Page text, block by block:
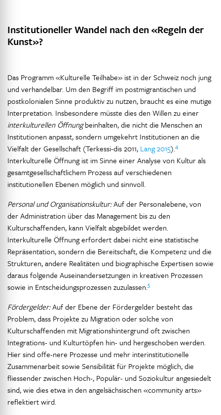
Institutioneller Wandel nach den «Regeln der
Kunst»?
Das Programm «Kulturelle Teilhabe» ist in der Schweiz noch jung
und verhandelbar. Um den Begriff im postmigrantischen und
postkolonialen Sinne produktiv zu nutzen, braucht es eine mutige
Interpretation. Insbesondere müsste dies den Willen zu einer
interkulturellen Öffnungbeinhalten, die nicht die Menschen an
Institutionen anpasst, sondern umgekehrt Institutionen an die
Vielfalt der Gesellschaft (Terkessi-dis 2011, Lang 2015).4
Interkulturelle Öffnung ist im Sinne einer Analyse von Kultur als
gesamtgesellschaftlichem Prozess auf verschiedenen
institutionellen Ebenen möglich und sinnvoll.
Personal und Organisationskultur:Auf der Personalebene, von
der Administration über das Management bis zu den
Kulturschaffenden, kann Vielfalt abgebildet werden.
Interkulturelle Öffnung erfordert dabei nicht eine statistische
Repräsentation, sondern die Bereitschaft, die Kompetenz und die
Strukturen, andere Realitäten und biographische Expertisen sowie
daraus folgende Auseinandersetzungen in kreativen Prozessen
sowie in Entscheidungsprozessen zuzulassen.5
Fördergelder:Auf der Ebene der Fördergelder besteht das
Problem, dass Projekte zu Migration oder solche von
Kulturschaffenden mit Migrationshintergrund oft zwischen
Integrations- und Kulturtöpfen hin- und hergeschoben werden.
Hier sind offe-nere Prozesse und mehr interinstitutionelle
Zusammenarbeit sowie Sensibilität für Projekte möglich, die
fliessender zwischen Hoch-, Populär- und Soziokultur angesiedelt
sind, wie dies etwa in den angelsächsischen «community arts»
reflektiert wird.